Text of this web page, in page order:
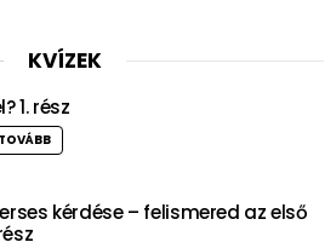
KVÍZEK
1. rész
kérdése – felismered az első